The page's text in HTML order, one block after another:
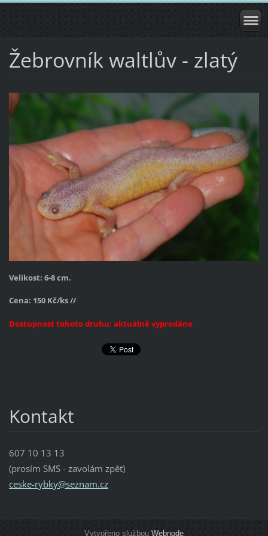
Žebrovník waltlův - zlatý
Velikost: 6-8 cm.
Cena: 150 Kč/ks //
Dostupnost tohoto druhu: aktuálně vyprodáno
Kontakt
607 10 13 13
(prosím SMS - zavolám zpět)
ceske-rybky@seznam.cz
Vytvořeno službouWebnode